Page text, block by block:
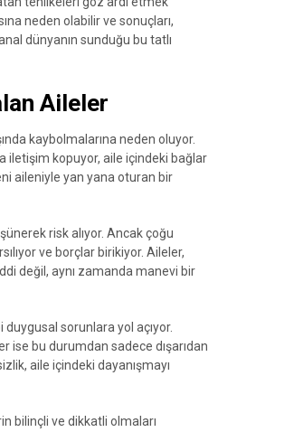
neden olabilir ve sonuçları,
dünyanın sunduğu bu tatlı
Aileler
kaybolmalarına neden oluyor.
iletişim kopuyor, aile içindeki bağlar
aileniyle yan yana oturan bir
risk alıyor. Ancak çoğu
ve borçlar birikiyor. Aileler,
değil, aynı zamanda manevi bir
duygusal sorunlara yol açıyor.
ise bu durumdan sadece dışarıdan
aile içindeki dayanışmayı
bilinçli ve dikkatli olmaları